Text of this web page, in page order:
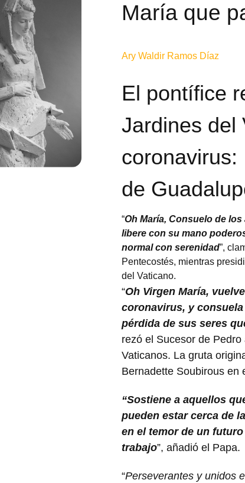
María que
Ary Waldir Ramos Díaz
El pontífice
Jardines del
coronavirus:
de
“Oh María, Consuelo de
libere con su mano
normal con serenidad”,
Pentecostés, mientras
del Vaticano.
“Oh Virgen María,
coronavirus, y
pérdida de sus seres
rezó el Sucesor de
Vaticanos. La gruta
Bernadette Soubirous en
“Sostiene a aquellos
pueden estar cerca de
en el temor de un
trabajo”, añadió el Papa.
“Perseverantes y unidos